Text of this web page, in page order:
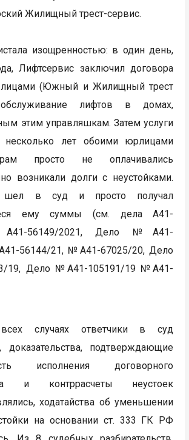
Жилищный трест-сервис.
изощренностью: в один день,
Лифтсервис заключил договора
(Южный и Жилищный трест
лифтов в домах,
этим управляшкам. Затем услуги
несколько лет обоими юрлицами
просто не оплачивались
возникали долги с неустойками.
шел в суд и просто получал
ему суммы (см. дела А41-
А41-56149/2021, Дело №А41-
56144/21, №А41-67025/20, Дело
19, Дело №А41-105191/19 №А41-
случаях ответчики в суд
доказательства, подтверждающие
исполнения договорного
и контррасчеты неустоек
ходатайства об уменьшении
на основании ст. 333 ГК РФ